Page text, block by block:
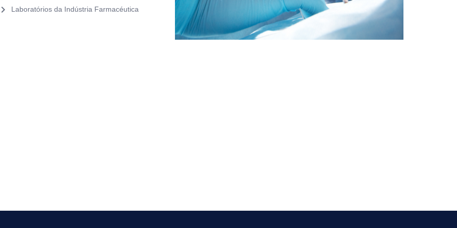
chevron_right Laboratórios da Indústria Farmacéutica